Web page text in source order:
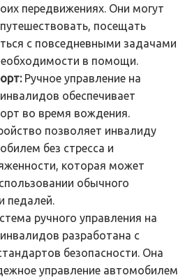
передвижениях. Они могут
посещать
с повседневными задачами
в помощи.
Ручное управление на
обеспечивает
во время вождения.
позволяет инвалиду
без стресса и
которая может
обычного
педалей.
ручного управления на
разработана с
безопасности. Она
управление автомобилем